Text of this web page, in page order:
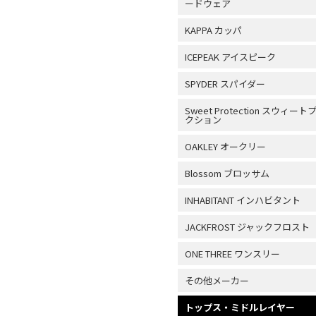
ードウェア
KAPPA カッパ
ICEPEAK アイスピーク
SPYDER スパイダー
Sweet Protection スウィート
クション
OAKLEY オークリー
Blossom ブロッサム
INHABITANT インハビタント
JACKFROST ジャックフロスト
ONE THREE ワンスリー
その他メーカー
トップス・ミドルレイヤー